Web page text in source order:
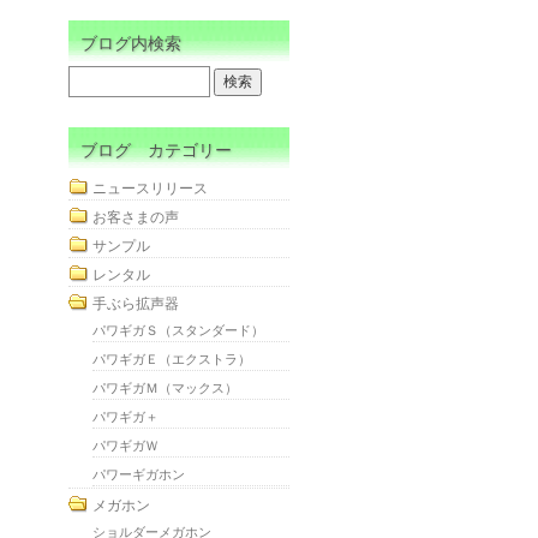
ブログ内検索
ブログ カテゴリー
ニュースリリース
お客さまの声
サンプル
レンタル
手ぶら拡声器
パワギガＳ（スタンダード）
パワギガＥ（エクストラ）
パワギガＭ（マックス）
パワギガ＋
パワギガＷ
パワーギガホン
メガホン
ショルダーメガホン